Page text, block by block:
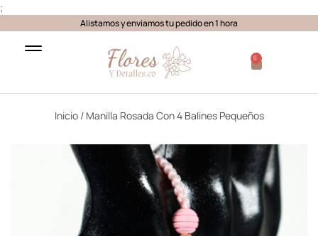
;
Alistamos y enviamos tu pedido en 1 hora
0
Inicio/ Manilla Rosada Con 4 Balines Pequeños